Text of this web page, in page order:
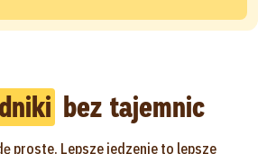
bez tajemnic
proste. Lepsze jedzenie to lepsze